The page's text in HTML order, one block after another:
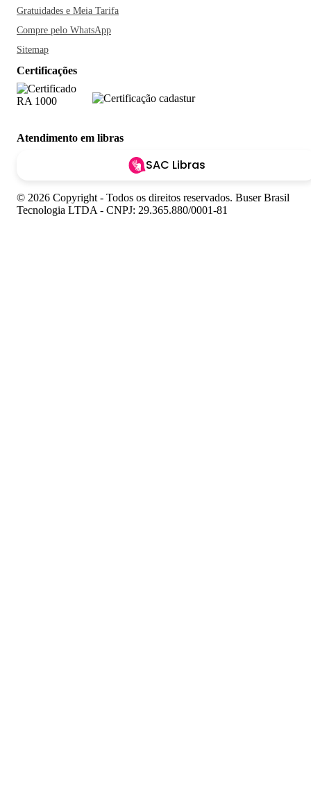
Gratuidades e Meia Tarifa
Compre pelo WhatsApp
Sitemap
Certificações
Atendimento em libras
SAC Libras
© 2026 Copyright - Todos os direitos reservados. Buser Brasil
Tecnologia LTDA - CNPJ: 29.365.880/0001-81